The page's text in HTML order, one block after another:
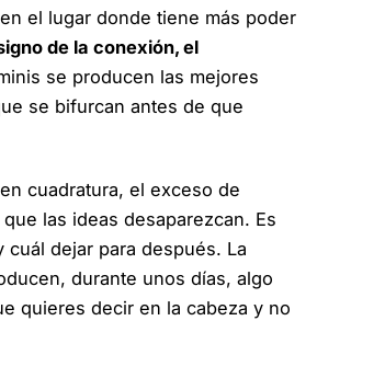
el lugar donde tiene más poder
de la conexión, el
se producen las mejores
se bifurcan antes de que
cuadratura, el exceso de
las ideas desaparezcan. Es
cuál dejar para después. La
durante unos días, algo
quieres decir en la cabeza y no